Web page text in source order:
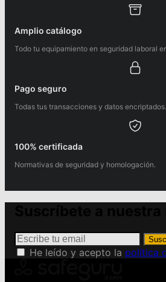
Amplio catálogo
Todo tu equipamiento en seguridad laboral
Pago seguro
Todas tus transacciones y datos encriptados.
100% certificada
Normativas de seguridad y homologación.
He leído y acepto la política